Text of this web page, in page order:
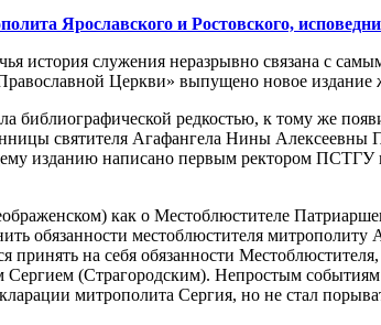
Ярославского и Ростовского,
история служения неразрывно связана с
Церкви» выпущено новое издание
библиографической редкостью, к тому же
святителя Агафангела Нины Алексеевны
изданию написано первым ректором
как о Местоблюстителе
обязанности местоблюстителя
на себя обязанности
(Страгородским). Непростым
митрополита Сергия, но не стал